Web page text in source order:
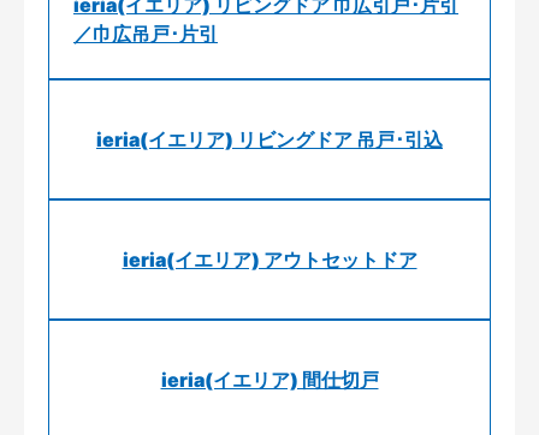
ieria(イエリア) リビングドア 巾広引戸･片引
／巾広吊戸･片引
ieria(イエリア) リビングドア 吊戸･引込
ieria(イエリア) アウトセットドア
ieria(イエリア) 間仕切戸